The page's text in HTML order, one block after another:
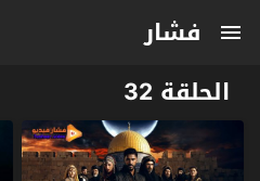
فشار
الحلقة 32